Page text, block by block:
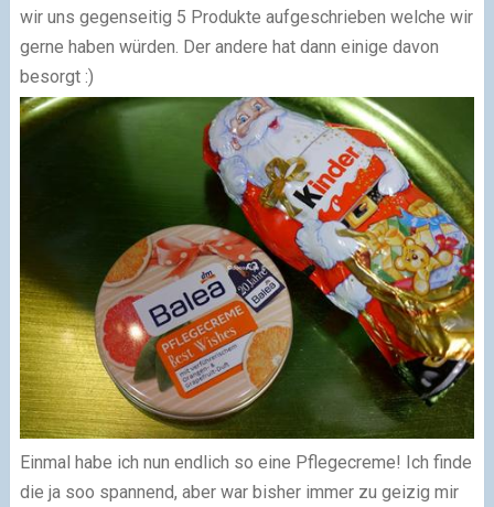
wir uns gegenseitig 5 Produkte aufgeschrieben welche wir
gerne haben würden. Der andere hat dann einige davon
besorgt :)
Einmal habe ich nun endlich so eine Pflegecreme! Ich finde
die ja soo spannend, aber war bisher immer zu geizig mir